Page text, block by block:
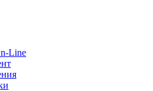
Line